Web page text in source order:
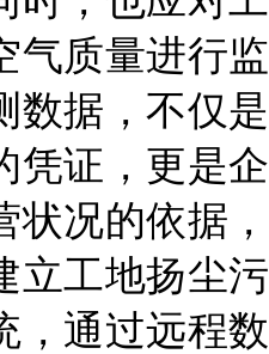
气质量进行监
数据，不仅是
凭证，更是企
况的依据，
立工地扬尘污
，通过远程数